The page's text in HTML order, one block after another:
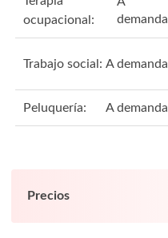
ocupacional:
demanda
Trabajo social: A demanda
Peluquería: A demanda
Precios